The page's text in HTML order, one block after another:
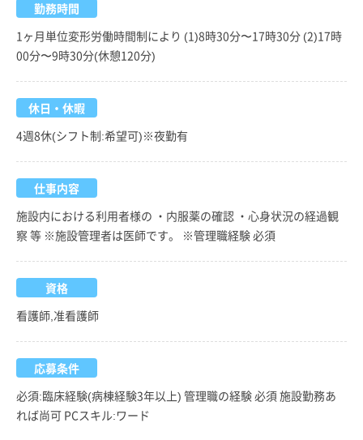
勤務時間
1ヶ月単位変形労働時間制により (1)8時30分〜17時30分 (2)17時
00分〜9時30分(休憩120分)
休日・休暇
4週8休(シフト制:希望可)※夜勤有
仕事内容
施設内における利用者様の ・内服薬の確認 ・心身状況の経過観
察 等 ※施設管理者は医師です。 ※管理職経験 必須
資格
看護師,准看護師
応募条件
必須:臨床経験(病棟経験3年以上) 管理職の経験 必須 施設勤務あ
れば尚可 PCスキル:ワード